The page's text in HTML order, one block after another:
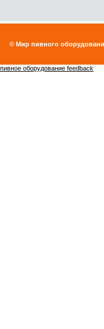
© Мир пивного
пивное оборудование feedback